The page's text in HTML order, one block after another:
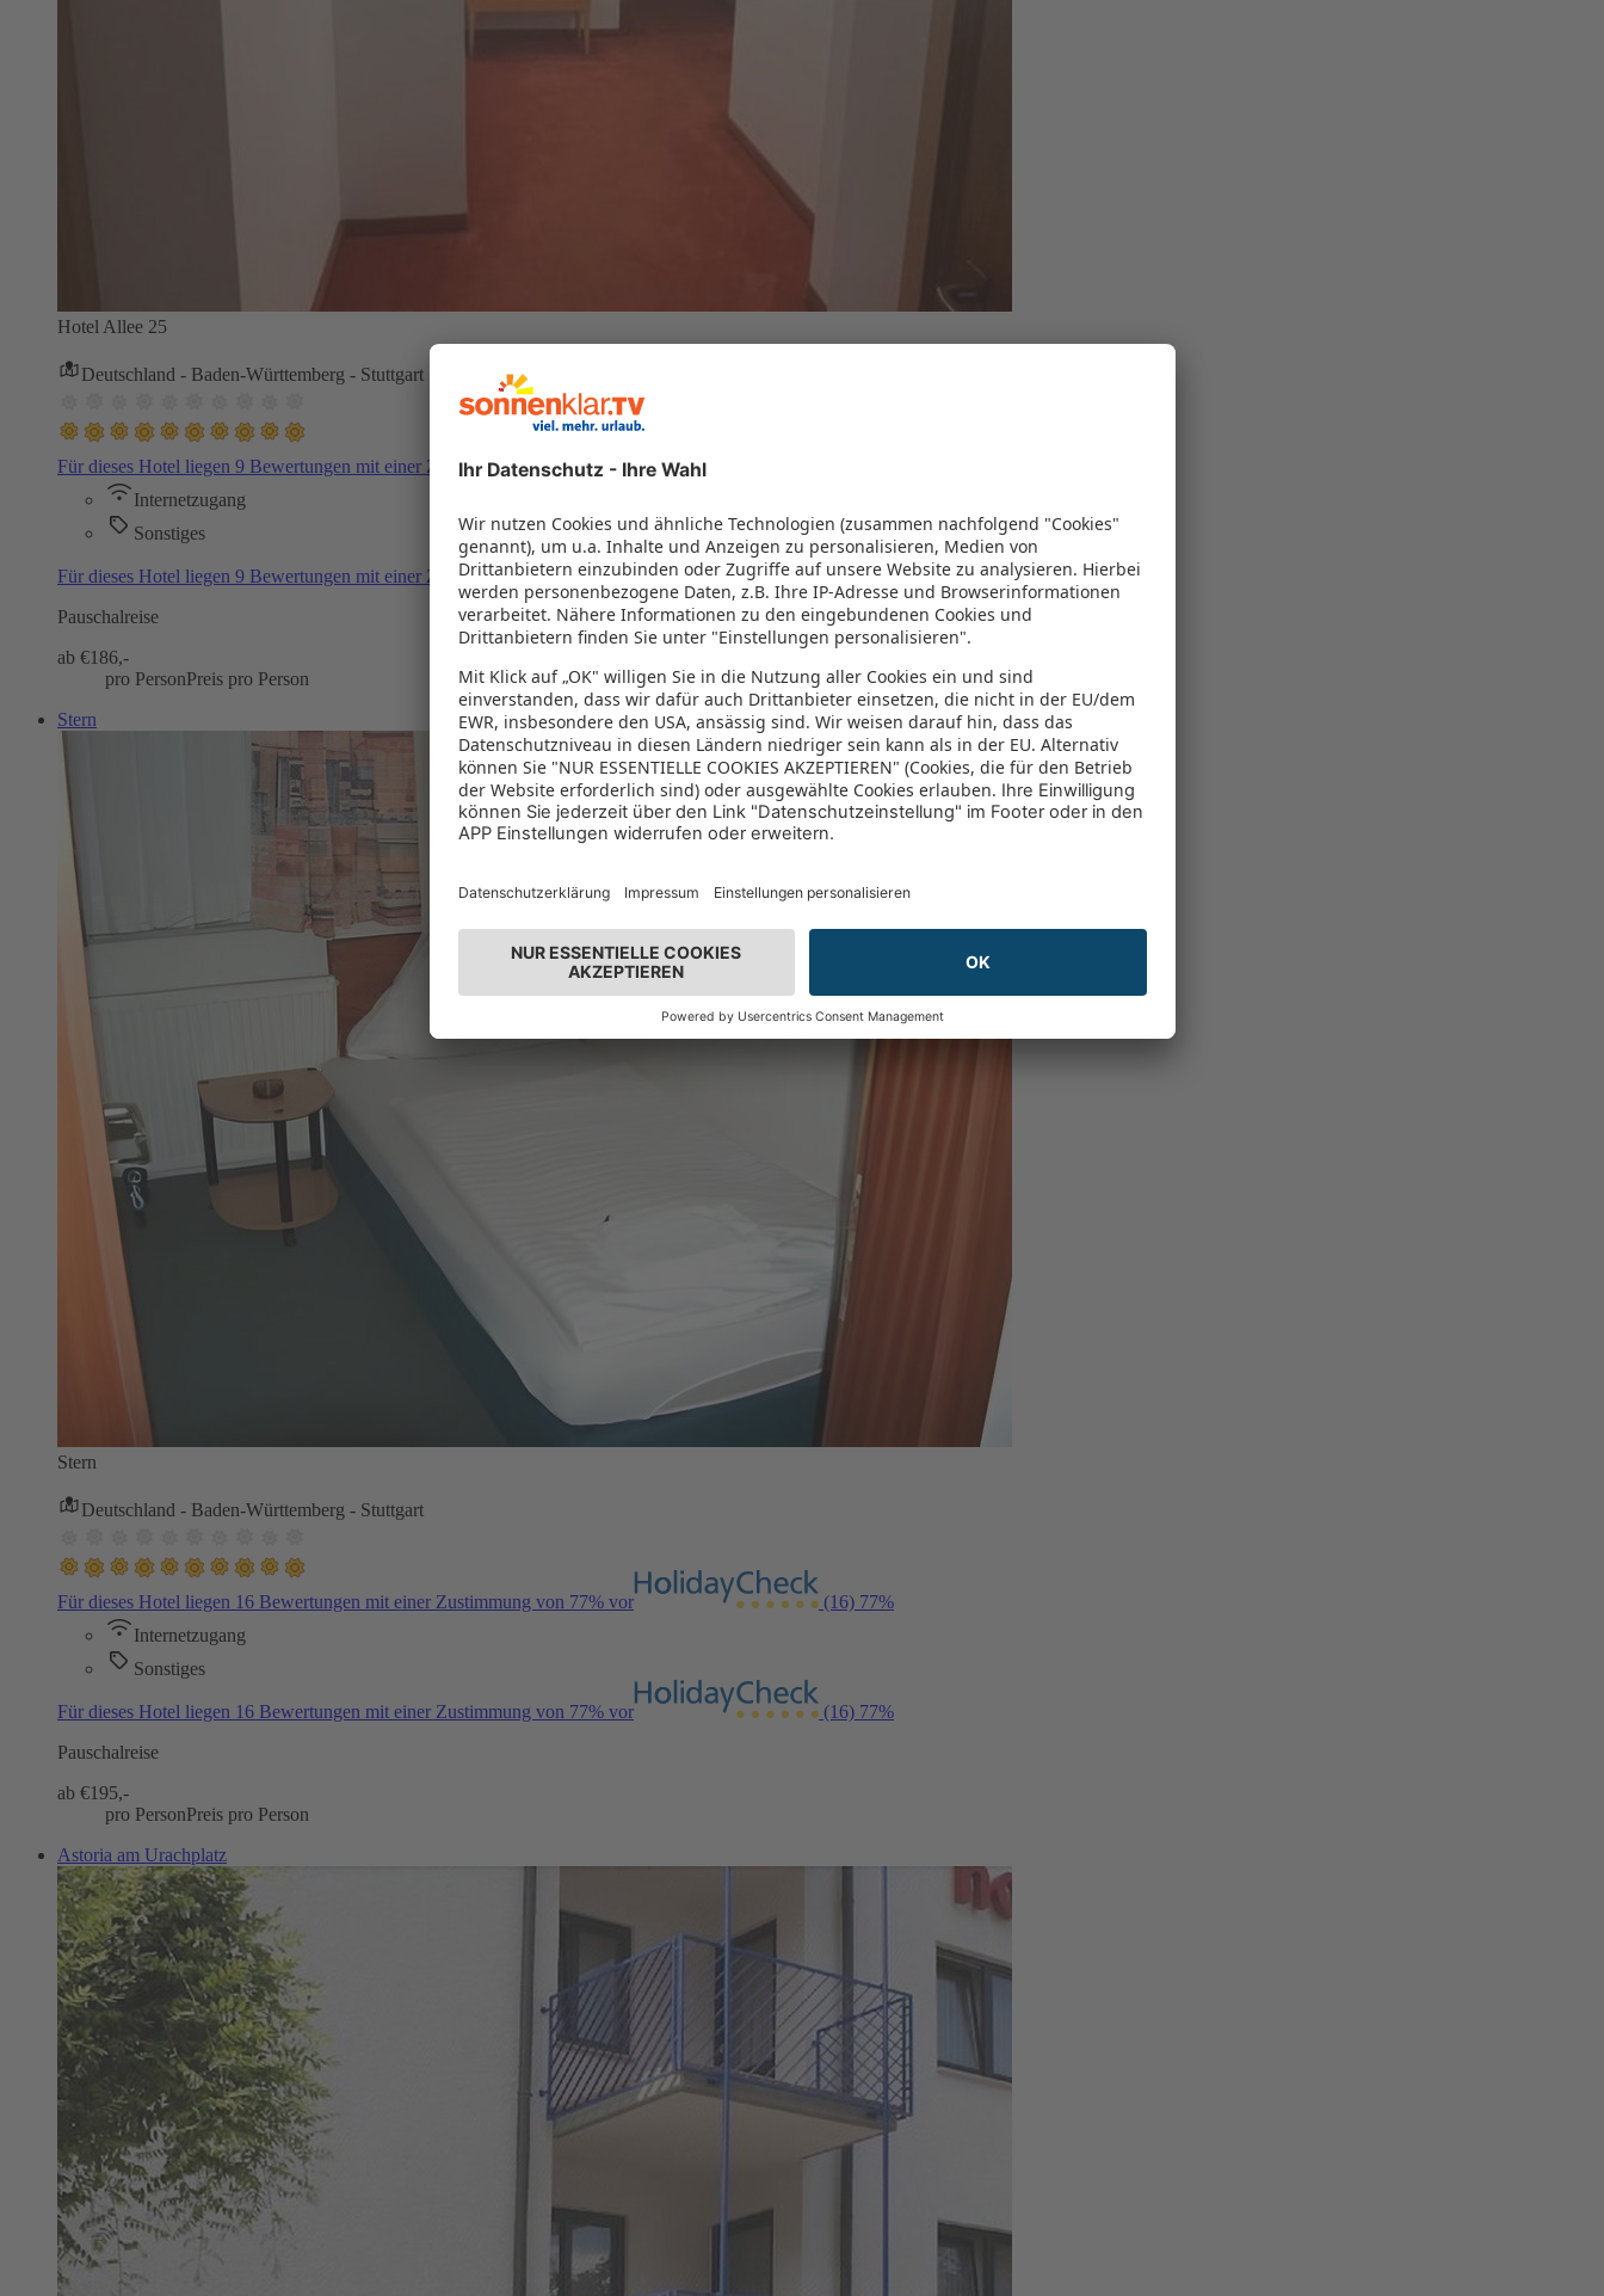
Hotel Allee 25
Deutschland - Baden-Württemberg - Stuttgart
Für dieses Hotel liegen 9 Bewertungen mit einer Zustimmung von 22% vor
Internetzugang
Sonstiges
Für dieses Hotel liegen 9 Bewertungen mit einer Zustimmung von 22% vor (9)22%
Pauschalreise
ab €186,-
pro PersonPreis pro Person
Stern
Stern
Deutschland - Baden-Württemberg - Stuttgart
Für dieses Hotel liegen 16 Bewertungen mit einer Zustimmung von 77% vor (16) 77%
Internetzugang
Sonstiges
Für dieses Hotel liegen 16 Bewertungen mit einer Zustimmung von 77% vor (16) 77%
Pauschalreise
ab €195,-
pro PersonPreis pro Person
Astoria am Urachplatz